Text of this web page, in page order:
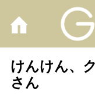
けんけん、
さん